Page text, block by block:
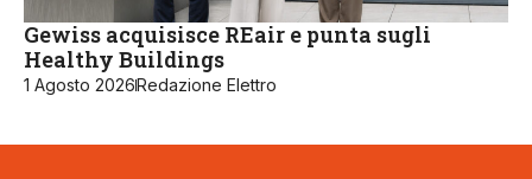
Gewiss acquisisce REair e punta sugli
Healthy Buildings
1 Agosto 2026 Redazione Elettro